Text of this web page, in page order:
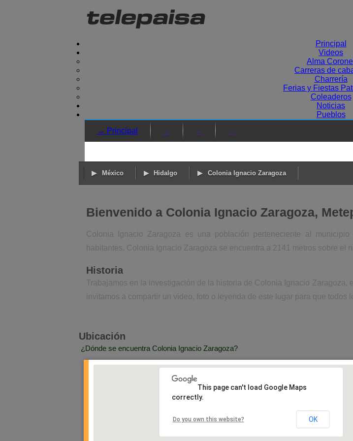
Principal
Videos
Alma Coronel
Carreras de
Charrería
Ferias y Fiestas
Coleaderos
Noticias
Pueblos
→ Principal
→ → →
México Hidalgo Colonia Ignacio Zaragoza
Bienvenido a Colonia Ignacio Zaragoza,
Colonia Ignacio Zaragoza es una población perteneciente al
habitantes. Colonia Ignacio Zaragoza se encuentra a 2141 metros sobre el
Historia
Trabajamos en la investigación de la historia de Colonia Ignacio Zaragoza,
invitamos a compartir un video, foto o leyenda de este lugar para que todos
Ubicación
¿Dónde se encuentra Colonia Ignacio Zaragoza?
This page can't load Google Maps
correctly.
Do you own this website? OK